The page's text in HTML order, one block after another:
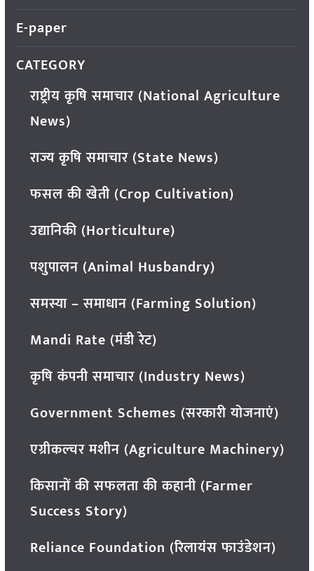
E-paper
CATEGORY
राष्ट्रीय कृषि समाचार (National Agriculture
News)
राज्य कृषि समाचार (State News)
फसल की खेती (Crop Cultivation)
उद्यानिकी (Horticulture)
पशुपालन (Animal Husbandry)
समस्या – समाधान (Farming Solution)
Mandi Rate (मंडी रेट)
कृषि कंपनी समाचार (Industry News)
Government Schemes (सरकारी योजनाएं)
एग्रीकल्चर मशीन (Agriculture Machinery)
किसानों की सफलता की कहानी (Farmer
Success Story)
Reliance Foundation (रिलायंस फाउंडेशन)